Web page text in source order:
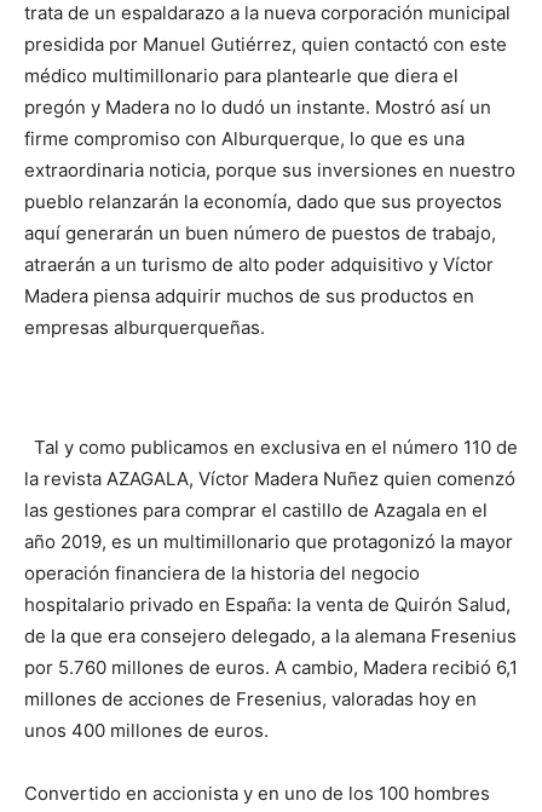
trata de un espaldarazo a la nueva corporación municipal
presidida por Manuel Gutiérrez, quien contactó con este
médico multimillonario para plantearle que diera el
pregón y Madera no lo dudó un instante. Mostró así un
firme compromiso con Alburquerque, lo que es una
extraordinaria noticia, porque sus inversiones en nuestro
pueblo relanzarán la economía, dado que sus proyectos
aquí generarán un buen número de puestos de trabajo,
atraerán a un turismo de alto poder adquisitivo y Víctor
Madera piensa adquirir muchos de sus productos en
empresas alburquerqueñas.
Tal y como publicamos en exclusiva en el número 110 de
la revista AZAGALA, Víctor Madera Nuñez quien comenzó
las gestiones para comprar el castillo de Azagala en el
año 2019, es un multimillonario que protagonizó la mayor
operación financiera de la historia del negocio
hospitalario privado en España: la venta de Quirón Salud,
de la que era consejero delegado, a la alemana Fresenius
por 5.760 millones de euros. A cambio, Madera recibió 6,1
millones de acciones de Fresenius, valoradas hoy en
unos 400 millones de euros.
Convertido en accionista y en uno de los 100 hombres